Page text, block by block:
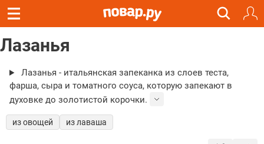
Лазанья
Лазанья - итальянская запеканка из слоев теста,
фарша, сыра и томатного соуса, которую запекают в
духовке до золотистой корочки.
из овощей из лаваша